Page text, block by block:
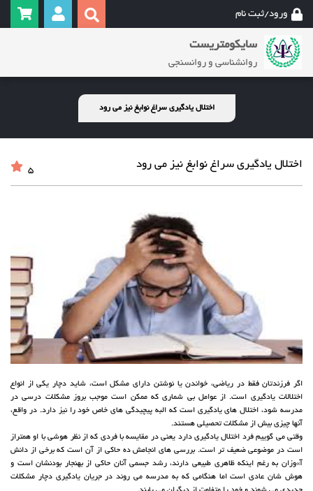
ورود/ثبت نام
سایکومتریست
روانشناسی و روانسنجی
اختلال یادگیری سراغ نوابغ نیز می رود
اختلال یادگیری سراغ نوابغ نیز می رود 5
اگر فرزندتان فقط در ریاضی، خواندن یا نوشتن دارای مشکل است، شاید دچار یکی از انواع
اختلالات یادگیری است. از عوامل بی شماری که ممکن است موجب بروز مشکلات درسی در
مدرسه شود، اختلال های یادگیری است که البه پیچیدگی های خاص خود را نیز دارد. در واقع،
آنها چیزی بیش از مشکلات تحصیلی هستند.
وقتی می گوییم فرد اختلال یادگیری دارد یعنی در مقایسه با فردی که از نظر هوشی با او همتراز
است در موضوعی ضعیف تر است. بررسی های انجامش ده حاکی از آن است که برخی از دانش
آ»وزان به رغم اینکه ظاهری طبیعی دارند، رشد جسمی آنان حاکی از بهنجار بودنشان است و
هوش شان عادی است اما هنگامی که به مدرسه می روند در جریان یادگیری دچار مشکلات